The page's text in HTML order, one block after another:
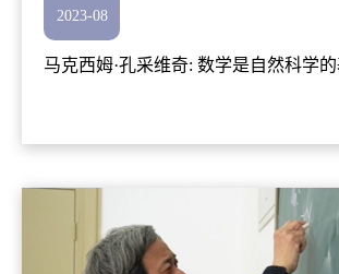
2023-08
马克西姆·孔采维奇: 数学是自然科学